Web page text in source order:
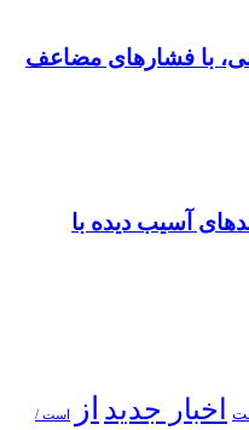
با فشارهای مضاعف
آسیب دیده با
اخبار جدید از است /